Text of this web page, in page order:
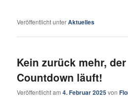
Veröffentlicht unterAktuelles
Kein zurück mehr, der
Countdown läuft!
Veröffentlicht am4. Februar 2025von